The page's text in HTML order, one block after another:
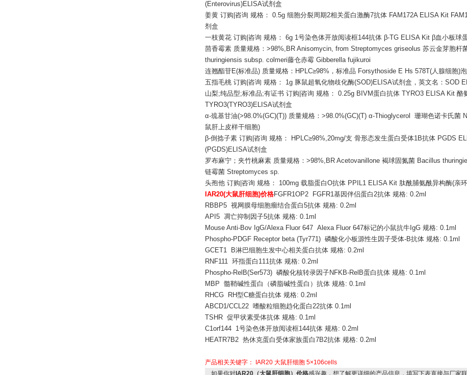
(Enterovirus)ELISA试剂盒
姜黄 订购 |咨询 规格： 0.5g 细胞分裂周期2相关蛋白激酶7抗体 FAM172A ELISA Kit
剂盒
一枝黄花 订购 |咨询 规格： 6g 1号染色体开放阅读框144抗体 β-TG ELISA Kit β血小板球
茴香霉素 质量规格： >98%,BR Anisomycin, from Streptomyces griseolus 苏云金芽胞杆
thuringiensis subsp. colmeri藤仓赤霉 Gibberella fujikuroi
连翘酯苷E(标准品) 质量规格：HPLC≥98%，标准品 Forsythoside E Hs 578T(人腺细胞)
五指毛桃 订购 |咨询 规格： 1g 豚鼠超氧化物歧化酶(SOD)ELISA试剂盒，英文名：SOD
山梨;纯品型;标准品;有证书 订购|咨询 规格： 0.25g BIVM蛋白抗体 TYRO3 ELISA Kit 酪
TYRO3(TYRO3)ELISA试剂盒
α-巯基甘油(>98.0%(GC)(T)) 质量规格：>98.0%(GC)(T) α-Thioglycerol 珊瑚色诺卡氏菌
鼠肝上皮样干细胞)
β-倒捻子素 订购|咨询 规格： HPLC≥98%,20mg/支 骨形态发生蛋白受体1B抗体 PGDS
(PGDS)ELISA试剂盒
罗布麻宁；夹竹桃麻素 质量规格： >98%,BR Acetovanillone 褐球固氮菌 Bacillus
链霉菌 Streptomyces sp.
头孢他 订购 |咨询 规格： 100mg 载脂蛋白O抗体 PPIL1 ELISA Kit 肽酰脯氨酰异构酶(亲
IAR20(大鼠肝细胞)价格FGFR1OP2 FGFR1基因伴侣蛋白2抗体 规格: 0.2ml
RBBP5 视网膜母细胞瘤结合蛋白5抗体 规格: 0.2ml
API5 凋亡抑制因子5抗体 规格: 0.1ml
Mouse Anti-Bov IgG/Alexa Fluor 647 Alexa Fluor 647标记的小鼠抗牛IgG 规格: 0.1ml
Phospho-PDGF Receptor beta (Tyr771) 磷酸化小板源性生因子受体-B抗体 规格: 0.1ml
GCET1 B淋巴细胞生发中心相关蛋白抗体 规格: 0.2ml
RNF111 环指蛋白111抗体 规格: 0.2ml
Phospho-RelB(Ser573) 磷酸化核转录因子NFKB-RelB蛋白抗体 规格: 0.1ml
MBP 髓鞘碱性蛋白（磷脂碱性蛋白）抗体 规格: 0.1ml
RHCG RH型C糖蛋白抗体 规格: 0.2ml
ABCD1/CCL22 嗜酸粒细胞趋化蛋白22抗体 0.1ml
TSHR 促甲状素受体抗体 规格: 0.1ml
C1orf144 1号染色体开放阅读框144抗体 规格: 0.2ml
HEATR7B2 热休克蛋白受体家族蛋白7B2抗体 规格: 0.2ml
产品相关关键字： IAR20 大鼠肝细胞 5×106cells
如果你对 IAR20（大鼠肝细胞）价格感兴趣，想了解更详细的产品信息，填写下表直接与厂家联